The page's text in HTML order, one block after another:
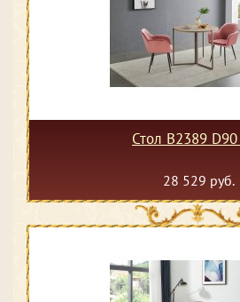
28 529 руб.